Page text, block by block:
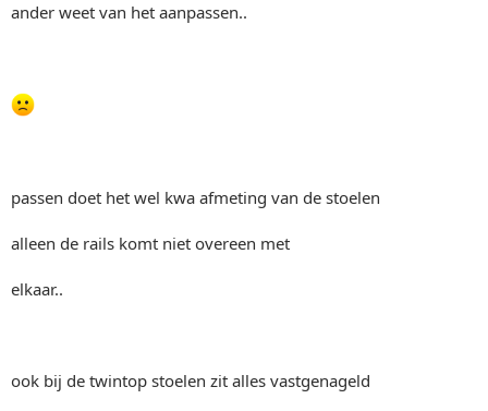
ander weet van het aanpassen..
passen doet het wel kwa afmeting van de stoelen
alleen de rails komt niet overeen met
elkaar..
ook bij de twintop stoelen zit alles vastgenageld